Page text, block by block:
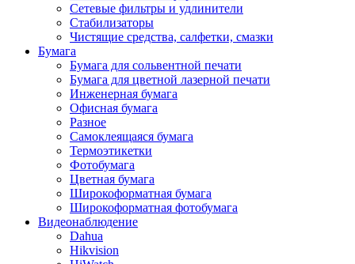
Сетевые фильтры и удлинители
Стабилизаторы
Чистящие средства, салфетки, смазки
Бумага
Бумага для сольвентной печати
Бумага для цветной лазерной печати
Инженерная бумага
Офисная бумага
Разное
Самоклеящаяся бумага
Термоэтикетки
Фотобумага
Цветная бумага
Широкоформатная бумага
Широкоформатная фотобумага
Видеонаблюдение
Dahua
Hikvision